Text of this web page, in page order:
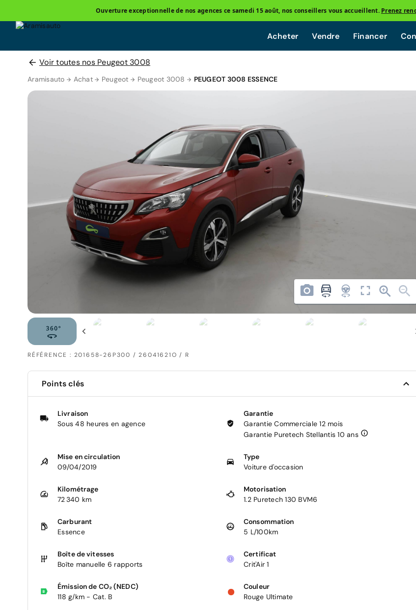
Ouverture exceptionnelle de nos agences ce samedi 15 août, nos conseillers vous accueillent. Prenez
Acheter Vendre Financer
Voir toutes nos Peugeot 3008
Aramisauto Achat Peugeot Peugeot 3008 PEUGEOT 3008 ESSENCE
RÉFÉRENCE : 201658-26P300 / 26041621O / R
Points clés
Livraison
Sous 48 heures en agence
Garantie
Garantie Commerciale 12 mois
Garantie Puretech Stellantis 10 ans
Mise en circulation
09/04/2019
Type
Voiture d'occasion
Kilométrage
72 340 km
Motorisation
1.2 Puretech 130 BVM6
Carburant
Essence
Consommation
5 L/100km
Boîte de vitesses
Boîte manuelle 6 rapports
Certificat
Crit'Air 1
Émission de CO₂ (NEDC)
118 g/km - Cat. B
Couleur
Rouge Ultimate